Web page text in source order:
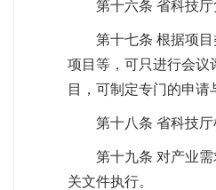
第十六条 省科技
第十七条 根据项
项目等，可只进行会议
目，可制定专门的申请
第十八条 省科技
第十九条 对产业
关文件执行。